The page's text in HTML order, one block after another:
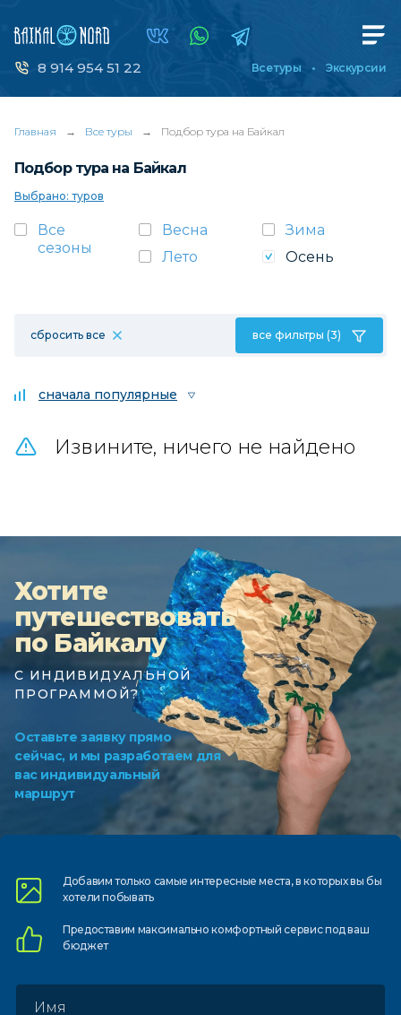
8 914 954 51 22 Все туры Экскурсии
Главная → Все туры → Подбор тура на Байкал
Подбор тура на Байкал
Выбрано: туров
Все
сезоны
Весна
Зима
Лето
Осень
сбросить все все фильтры (3)
сначала популярные
Извините, ничего не найдено
Хотите
путешествовать
по Байкалу
С ИНДИВИДУАЛЬНОЙ
ПРОГРАММОЙ?
Оставьте заявку прямо
сейчас, и мы разработаем для
вас индивидуальный
маршрут
Добавим только самыеинтересные места, в которыхвы бы
хотели побывать
Предоставим максимально комфортныйсервис под ваш
бюджет